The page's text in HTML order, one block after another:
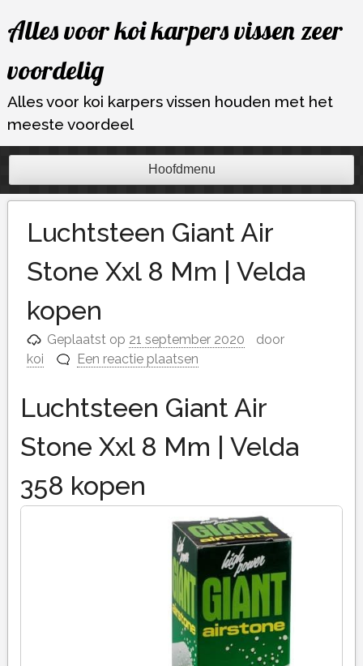
naar
inhoud
Alles voor koi karpers vissen zeer
voordelig
Alles voor koi karpers vissen houden met het
meeste voordeel
Hoofdmenu
Luchtsteen Giant Air
Stone Xxl 8 Mm | Velda
kopen
Geplaatst op 21 september 2020
door
koi
Een reactie plaatsen
Luchtsteen Giant Air
Stone Xxl 8 Mm | Velda
358 kopen